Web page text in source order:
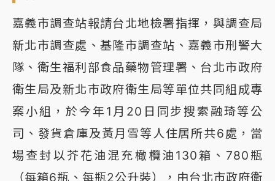
嘉義市調查站報請台北地檢署指揮，與調查局
新北市調查處、基隆市調查站、嘉義市刑警大
隊、衛生福利部食品藥物管理署、台北市政府
衛生局及新北市政府衛生局等單位共同組成專
案小組，於今年1月20日同步搜索融琦等公
司、發貨倉庫及黃月雪等人住居所共6處，當
場查封以芥花油混充橄欖油130箱、780瓶
（每箱6瓶、每瓶2公升裝），由台北市政府衛